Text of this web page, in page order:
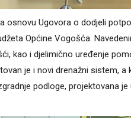
Ugovora o dodjeli
Općine Vogošća.
kao i djelimično uređenje
je i novi drenažni sistem, a
podloge, projektovana